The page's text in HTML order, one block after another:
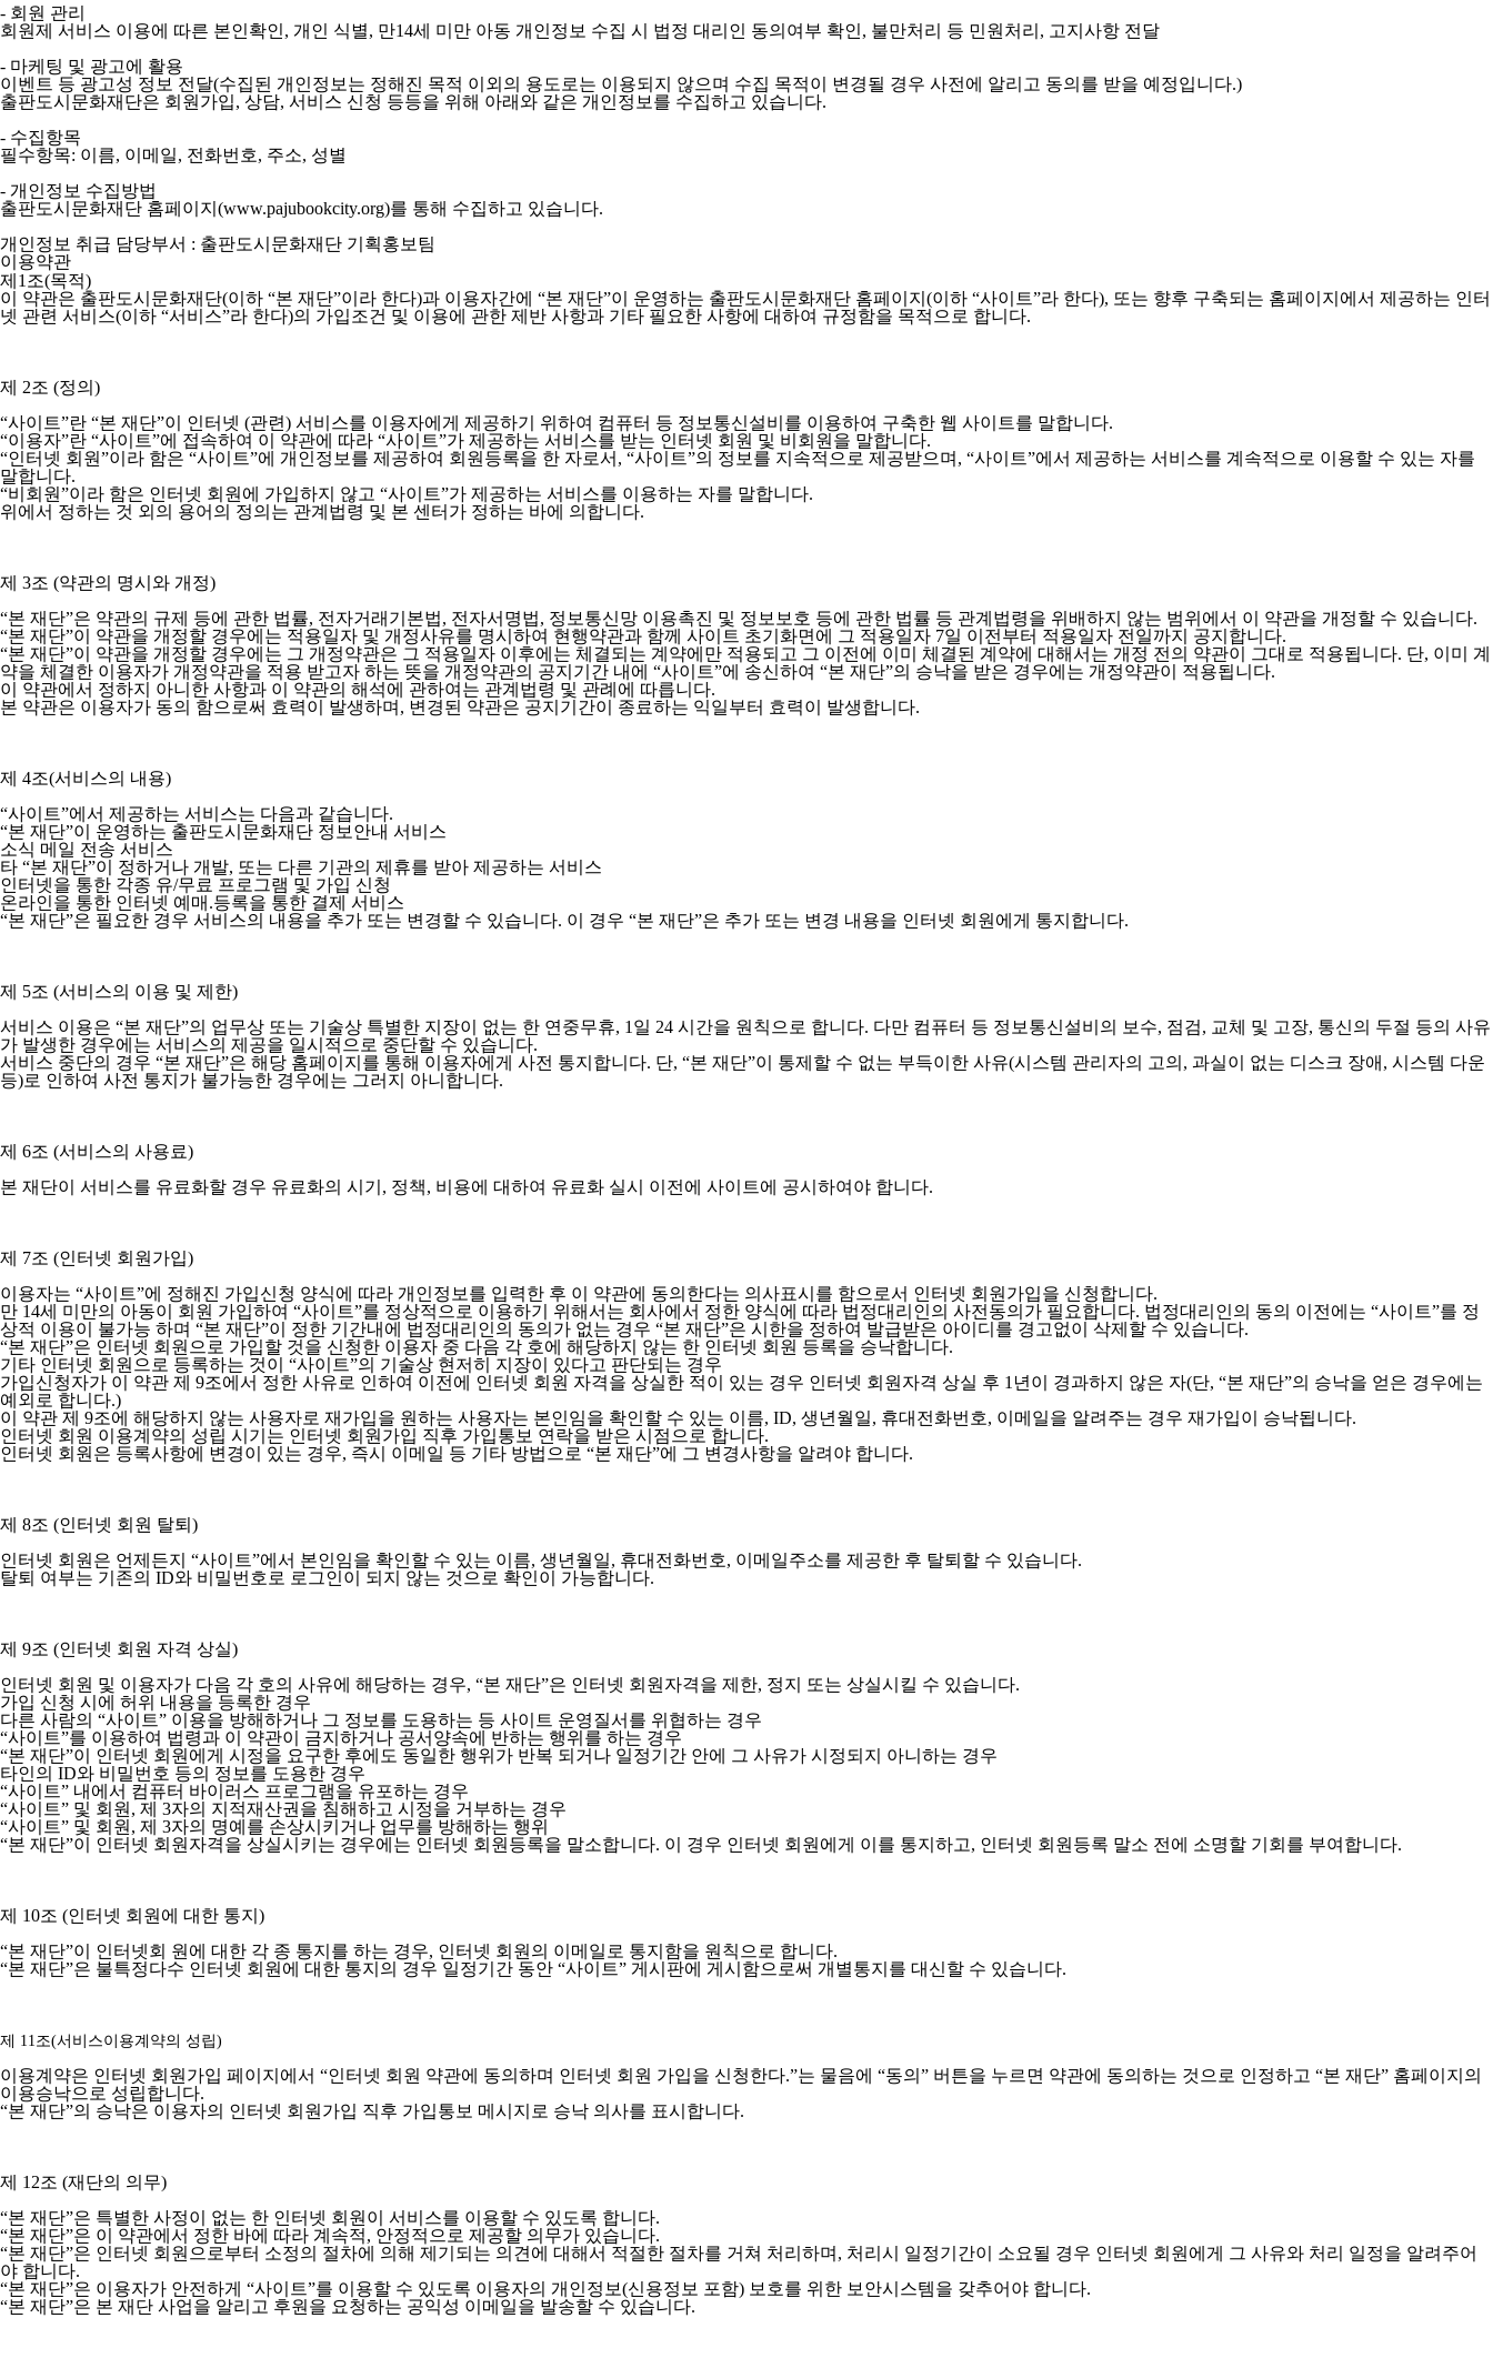
- 회원 관리
회원제 서비스 이용에 따른 본인확인, 개인 식별, 만14세 미만 아동 개인정보 수집 시 법정 대리인 동의여부 확인, 불만처리 등 민원처리, 고지사항 전달
- 마케팅 및 광고에 활용
이벤트 등 광고성 정보 전달(수집된 개인정보는 정해진 목적 이외의 용도로는 이용되지 않으며 수집 목적이 변경될 경우 사전에 알리고 동의를 받을 예정입니다.)
출판도시문화재단은 회원가입, 상담, 서비스 신청 등등을 위해 아래와 같은 개인정보를 수집하고 있습니다.
- 수집항목
필수항목: 이름, 이메일, 전화번호, 주소, 성별
- 개인정보 수집방법
출판도시문화재단 홈페이지(www.pajubookcity.org)를 통해 수집하고 있습니다.
개인정보 취급 담당부서 : 출판도시문화재단 기획홍보팀
이용약관
제1조(목적)
이 약관은 출판도시문화재단(이하 “본 재단”이라 한다)과 이용자간에 “본 재단”이 운영하는 출판도시문화재단 홈페이지(이하 “사이트”라 한다), 또는 향후 구축되는 홈페이지에서 제공하는 인터
넷 관련 서비스(이하 “서비스”라 한다)의 가입조건 및 이용에 관한 제반 사항과 기타 필요한 사항에 대하여 규정함을 목적으로 합니다.
제 2조 (정의)
“사이트”란 “본 재단”이 인터넷 (관련) 서비스를 이용자에게 제공하기 위하여 컴퓨터 등 정보통신설비를 이용하여 구축한 웹 사이트를 말합니다.
“이용자”란 “사이트”에 접속하여 이 약관에 따라 “사이트”가 제공하는 서비스를 받는 인터넷 회원 및 비회원을 말합니다.
“인터넷 회원”이라 함은 “사이트”에 개인정보를 제공하여 회원등록을 한 자로서, “사이트”의 정보를 지속적으로 제공받으며, “사이트”에서 제공하는 서비스를 계속적으로 이용할 수 있는 자를
말합니다.
“비회원”이라 함은 인터넷 회원에 가입하지 않고 “사이트”가 제공하는 서비스를 이용하는 자를 말합니다.
위에서 정하는 것 외의 용어의 정의는 관계법령 및 본 센터가 정하는 바에 의합니다.
제 3조 (약관의 명시와 개정)
“본 재단”은 약관의 규제 등에 관한 법률, 전자거래기본법, 전자서명법, 정보통신망 이용촉진 및 정보보호 등에 관한 법률 등 관계법령을 위배하지 않는 범위에서 이 약관을 개정할 수 있습니다.
“본 재단”이 약관을 개정할 경우에는 적용일자 및 개정사유를 명시하여 현행약관과 함께 사이트 초기화면에 그 적용일자 7일 이전부터 적용일자 전일까지 공지합니다.
“본 재단”이 약관을 개정할 경우에는 그 개정약관은 그 적용일자 이후에는 체결되는 계약에만 적용되고 그 이전에 이미 체결된 계약에 대해서는 개정 전의 약관이 그대로 적용됩니다. 단, 이미 계
약을 체결한 이용자가 개정약관을 적용 받고자 하는 뜻을 개정약관의 공지기간 내에 “사이트”에 송신하여 “본 재단”의 승낙을 받은 경우에는 개정약관이 적용됩니다.
이 약관에서 정하지 아니한 사항과 이 약관의 해석에 관하여는 관계법령 및 관례에 따릅니다.
본 약관은 이용자가 동의 함으로써 효력이 발생하며, 변경된 약관은 공지기간이 종료하는 익일부터 효력이 발생합니다.
제 4조(서비스의 내용)
“사이트”에서 제공하는 서비스는 다음과 같습니다.
“본 재단”이 운영하는 출판도시문화재단 정보안내 서비스
소식 메일 전송 서비스
타 “본 재단”이 정하거나 개발, 또는 다른 기관의 제휴를 받아 제공하는 서비스
인터넷을 통한 각종 유/무료 프로그램 및 가입 신청
온라인을 통한 인터넷 예매.등록을 통한 결제 서비스
“본 재단”은 필요한 경우 서비스의 내용을 추가 또는 변경할 수 있습니다. 이 경우 “본 재단”은 추가 또는 변경 내용을 인터넷 회원에게 통지합니다.
제 5조 (서비스의 이용 및 제한)
서비스 이용은 “본 재단”의 업무상 또는 기술상 특별한 지장이 없는 한 연중무휴, 1일 24 시간을 원칙으로 합니다. 다만 컴퓨터 등 정보통신설비의 보수, 점검, 교체 및 고장, 통신의 두절 등의 사유
가 발생한 경우에는 서비스의 제공을 일시적으로 중단할 수 있습니다.
서비스 중단의 경우 “본 재단”은 해당 홈페이지를 통해 이용자에게 사전 통지합니다. 단, “본 재단”이 통제할 수 없는 부득이한 사유(시스템 관리자의 고의, 과실이 없는 디스크 장애, 시스템 다운
등)로 인하여 사전 통지가 불가능한 경우에는 그러지 아니합니다.
제 6조 (서비스의 사용료)
본 재단이 서비스를 유료화할 경우 유료화의 시기, 정책, 비용에 대하여 유료화 실시 이전에 사이트에 공시하여야 합니다.
제 7조 (인터넷 회원가입)
이용자는 “사이트”에 정해진 가입신청 양식에 따라 개인정보를 입력한 후 이 약관에 동의한다는 의사표시를 함으로서 인터넷 회원가입을 신청합니다.
만 14세 미만의 아동이 회원 가입하여 “사이트”를 정상적으로 이용하기 위해서는 회사에서 정한 양식에 따라 법정대리인의 사전동의가 필요합니다. 법정대리인의 동의 이전에는 “사이트”를 정
상적 이용이 불가능 하며 “본 재단”이 정한 기간내에 법정대리인의 동의가 없는 경우 “본 재단”은 시한을 정하여 발급받은 아이디를 경고없이 삭제할 수 있습니다.
“본 재단”은 인터넷 회원으로 가입할 것을 신청한 이용자 중 다음 각 호에 해당하지 않는 한 인터넷 회원 등록을 승낙합니다.
기타 인터넷 회원으로 등록하는 것이 “사이트”의 기술상 현저히 지장이 있다고 판단되는 경우
가입신청자가 이 약관 제 9조에서 정한 사유로 인하여 이전에 인터넷 회원 자격을 상실한 적이 있는 경우 인터넷 회원자격 상실 후 1년이 경과하지 않은 자(단, “본 재단”의 승낙을 얻은 경우에는
예외로 합니다.)
이 약관 제 9조에 해당하지 않는 사용자로 재가입을 원하는 사용자는 본인임을 확인할 수 있는 이름, ID, 생년월일, 휴대전화번호, 이메일을 알려주는 경우 재가입이 승낙됩니다.
인터넷 회원 이용계약의 성립 시기는 인터넷 회원가입 직후 가입통보 연락을 받은 시점으로 합니다.
인터넷 회원은 등록사항에 변경이 있는 경우, 즉시 이메일 등 기타 방법으로 “본 재단”에 그 변경사항을 알려야 합니다.
제 8조 (인터넷 회원 탈퇴)
인터넷 회원은 언제든지 “사이트”에서 본인임을 확인할 수 있는 이름, 생년월일, 휴대전화번호, 이메일주소를 제공한 후 탈퇴할 수 있습니다.
탈퇴 여부는 기존의 ID와 비밀번호로 로그인이 되지 않는 것으로 확인이 가능합니다.
제 9조 (인터넷 회원 자격 상실)
인터넷 회원 및 이용자가 다음 각 호의 사유에 해당하는 경우, “본 재단”은 인터넷 회원자격을 제한, 정지 또는 상실시킬 수 있습니다.
가입 신청 시에 허위 내용을 등록한 경우
다른 사람의 “사이트” 이용을 방해하거나 그 정보를 도용하는 등 사이트 운영질서를 위협하는 경우
“사이트”를 이용하여 법령과 이 약관이 금지하거나 공서양속에 반하는 행위를 하는 경우
“본 재단”이 인터넷 회원에게 시정을 요구한 후에도 동일한 행위가 반복 되거나 일정기간 안에 그 사유가 시정되지 아니하는 경우
타인의 ID와 비밀번호 등의 정보를 도용한 경우
“사이트” 내에서 컴퓨터 바이러스 프로그램을 유포하는 경우
“사이트” 및 회원, 제 3자의 지적재산권을 침해하고 시정을 거부하는 경우
“사이트” 및 회원, 제 3자의 명예를 손상시키거나 업무를 방해하는 행위
“본 재단”이 인터넷 회원자격을 상실시키는 경우에는 인터넷 회원등록을 말소합니다. 이 경우 인터넷 회원에게 이를 통지하고, 인터넷 회원등록 말소 전에 소명할 기회를 부여합니다.
제 10조 (인터넷 회원에 대한 통지)
“본 재단”이 인터넷회 원에 대한 각 종 통지를 하는 경우, 인터넷 회원의 이메일로 통지함을 원칙으로 합니다.
“본 재단”은 불특정다수 인터넷 회원에 대한 통지의 경우 일정기간 동안 “사이트” 게시판에 게시함으로써 개별통지를 대신할 수 있습니다.
제 11조(서비스이용계약의 성립)
이용계약은 인터넷 회원가입 페이지에서 “인터넷 회원 약관에 동의하며 인터넷 회원 가입을 신청한다.”는 물음에 “동의” 버튼을 누르면 약관에 동의하는 것으로 인정하고 “본 재단” 홈페이지의
이용승낙으로 성립합니다.
“본 재단”의 승낙은 이용자의 인터넷 회원가입 직후 가입통보 메시지로 승낙 의사를 표시합니다.
제 12조 (재단의 의무)
“본 재단”은 특별한 사정이 없는 한 인터넷 회원이 서비스를 이용할 수 있도록 합니다.
“본 재단”은 이 약관에서 정한 바에 따라 계속적, 안정적으로 제공할 의무가 있습니다.
“본 재단”은 인터넷 회원으로부터 소정의 절차에 의해 제기되는 의견에 대해서 적절한 절차를 거쳐 처리하며, 처리시 일정기간이 소요될 경우 인터넷 회원에게 그 사유와 처리 일정을 알려주어
야 합니다.
“본 재단”은 이용자가 안전하게 “사이트”를 이용할 수 있도록 이용자의 개인정보(신용정보 포함) 보호를 위한 보안시스템을 갖추어야 합니다.
“본 재단”은 본 재단 사업을 알리고 후원을 요청하는 공익성 이메일을 발송할 수 있습니다.